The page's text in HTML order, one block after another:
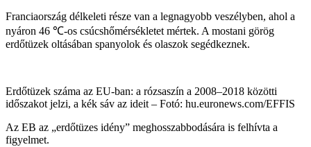
Franciaország délkeleti része van a legnagyobb veszélyben, ahol a
nyáron 46 ℃-os csúcshőmérsékletet mértek. A mostani görög
erdőtüzek oltásában spanyolok és olaszok segédkeznek.
Erdőtüzek száma az EU-ban: a rózsaszín a 2008–2018 közötti
időszakot jelzi, a kék sáv az ideit – Fotó: hu.euronews.com/EFFIS
Az EB az „erdőtüzes idény” meghosszabbodására is felhívta a
figyelmet.